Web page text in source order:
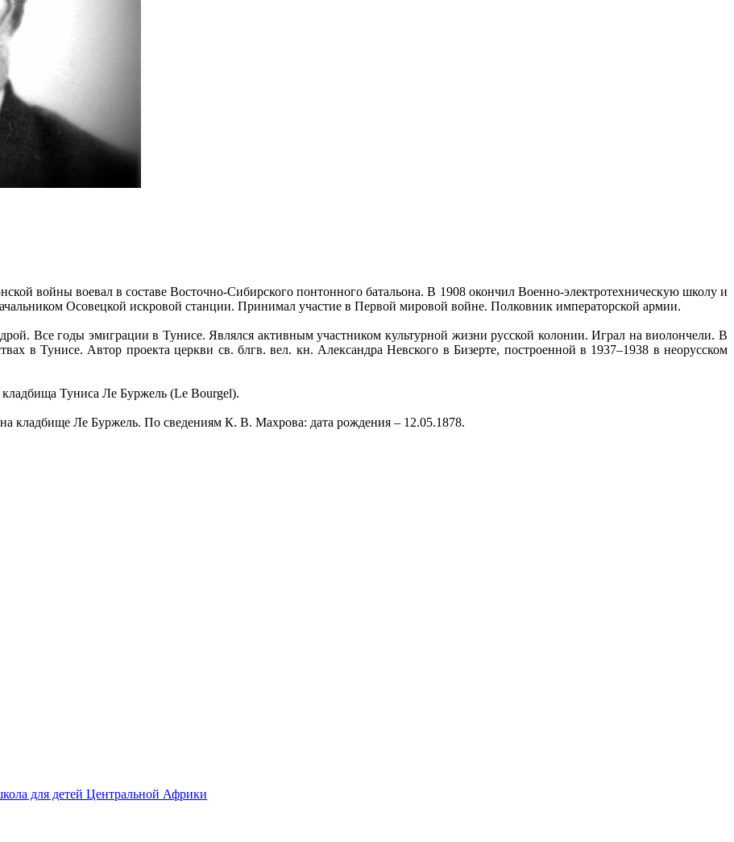
войны воевал в составе Восточно-Сибирского понтонного батальона. В 1908 окончил Военно-электротехническую школу и
Осовецкой искровой станции. Принимал участие в Первой мировой войне. Полковник императорской армии.
Все годы эмиграции в Тунисе. Являлся активным участником культурной жизни русской колонии. Играл на виолончели. В
в Тунисе. Автор проекта церкви св. блгв. вел. кн. Александра Невского в Бизерте, построенной в 1937–1938 в неорусском
Туниса Ле Буржель (Le Bourgel).
кладбище Ле Буржель. По сведениям К. В. Махрова: дата рождения – 12.05.1878.
для детей Центральной Африки